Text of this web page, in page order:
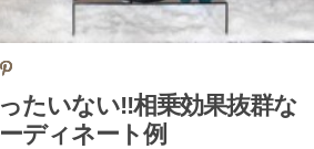
たいない!!相乗効果抜群な
ディネート例